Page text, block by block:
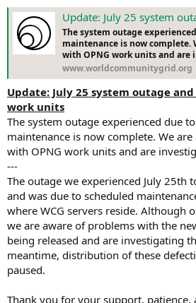
Update: July 25 system outage
The system outage
maintenance is now complete.
with OPNG work units and
www.worldcommunitygrid.org
Update: July 25 system outage
work units
The system outage experienced due
maintenance is now complete. We
with OPNG work units and are
---
The outage we experienced July 25th
and was due to scheduled
where WCG servers reside. Although
we are aware of problems with the
being released and are investigating
meantime, distribution of these
paused.
Thank you for your support, patience,